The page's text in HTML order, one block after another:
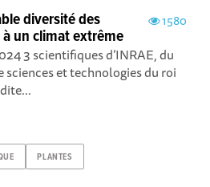
1580
diversité des
un climat extrême
3 scientifiques d’INRAE, du
sciences et technologies du roi
PLANTES